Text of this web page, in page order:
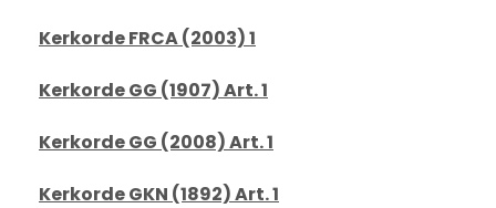
Kerkorde FRCA (2003) 1
Kerkorde GG (1907) Art. 1
Kerkorde GG (2008) Art. 1
Kerkorde GKN (1892) Art. 1